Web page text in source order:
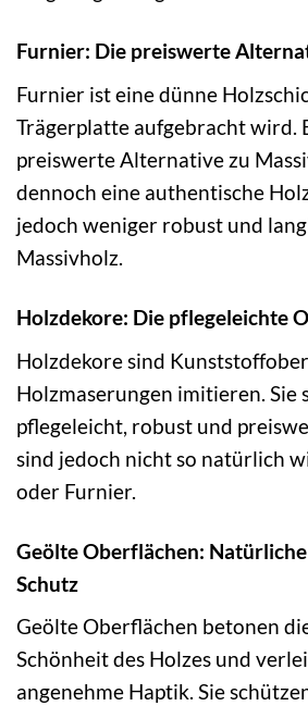
Furnier: Die preiswerte
Furnier ist eine dünne
Trägerplatte aufgebracht wird.
preiswerte Alternative zu
dennoch eine authentische
jedoch weniger robust und
Massivholz.
Holzdekore: Die pflegeleichte
Holzdekore sind
Holzmaserungen imitieren. Sie
pflegeleicht, robust und
sind jedoch nicht so natürlich
oder Furnier.
Geölte Oberflächen:
Schutz
Geölte Oberflächen betonen
Schönheit des Holzes und
angenehme Haptik. Sie